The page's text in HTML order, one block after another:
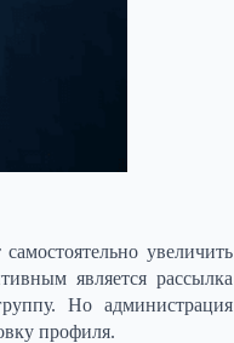
увеличить
является рассылка
Но администрация
профиля.